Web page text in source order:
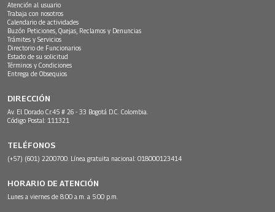
Atención al usuario
Trabaja con nosotros
Calendario de actividades
Buzón Peticiones, Quejas, Reclamos y Denuncias
Trámites y Servicios
Directorio de Funcionarios
Estado de su solicitud
Términos y Condiciones
Entrega de Obsequios
DIRECCIÓN
Av. El Dorado Cr.45 # 26 - 33 Bogotá D.C. Colombia.
Código Postal: 111321
TELÉFONOS
(+57) (601) 2200700. Línea gratuita nacional: 018000123414
HORARIO DE ATENCIÓN
Lunes a viernes de 8:00 a.m. a 5:00 p.m.